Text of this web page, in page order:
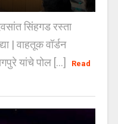
सिंहगड रस्ता
| वाहतूक वॉर्डन
यांचे पोल [...]
Read